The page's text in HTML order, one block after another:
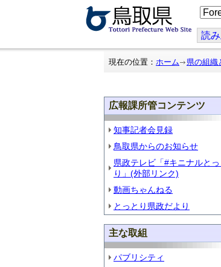
こ
の
ジ
を
翻
読
現在の位置： ホーム 県の組織
広報課所管コンテンツ
知事記者会見録
鳥取県からのお知らせ
県政テレビ「#キニナルとっ
り」(外部リンク)
動画ちゃんねる
とっとり県政だより
主な取組
パブリシティ